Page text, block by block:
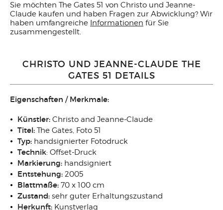
Sie möchten The Gates 51 von Christo und Jeanne-
Claude kaufen und haben Fragen zur Abwicklung? Wir
haben umfangreiche Informationen für Sie
zusammengestellt.
CHRISTO UND JEANNE-CLAUDE THE
GATES 51 DETAILS
Eigenschaften / Merkmale:
Künstler: Christo and Jeanne-Claude
Titel: The Gates, Foto 51
Typ: handsignierter Fotodruck
Technik: Offset-Druck
Markierung: handsigniert
Entstehung: 2005
Blattmaße: 70 x 100 cm
Zustand: sehr guter Erhaltungszustand
Herkunft: Kunstverlag